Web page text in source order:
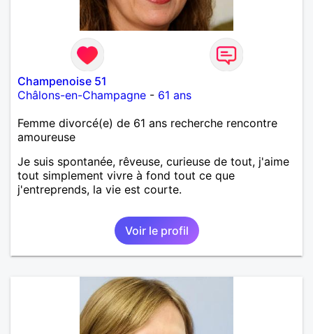
Champenoise 51
Châlons-en-Champagne - 61 ans
Femme divorcé(e) de 61 ans recherche rencontre
amoureuse
Je suis spontanée, rêveuse, curieuse de tout, j'aime
tout simplement vivre à fond tout ce que
j'entreprends, la vie est courte.
Voir le profil